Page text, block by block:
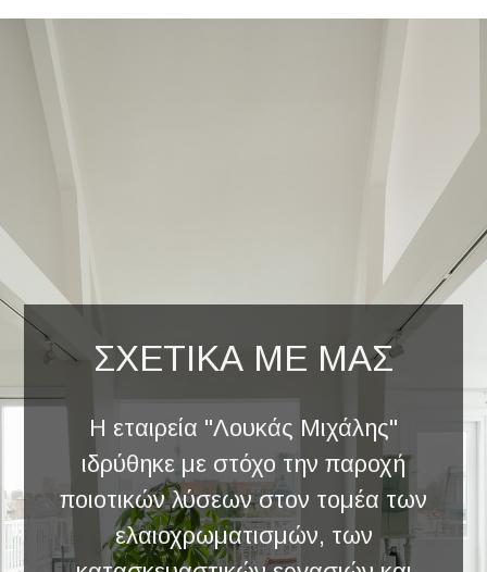
ΣΧΕΤΙΚΑ ΜΕ ΜΑΣ
Η εταιρεία "Λουκάς Μιχάλης"
ιδρύθηκε με στόχο την παροχή
ποιοτικών λύσεων στον τομέα των
ελαιοχρωματισμών, των
κατασκευαστικών εργασιών και
των ανακαινίσεων.